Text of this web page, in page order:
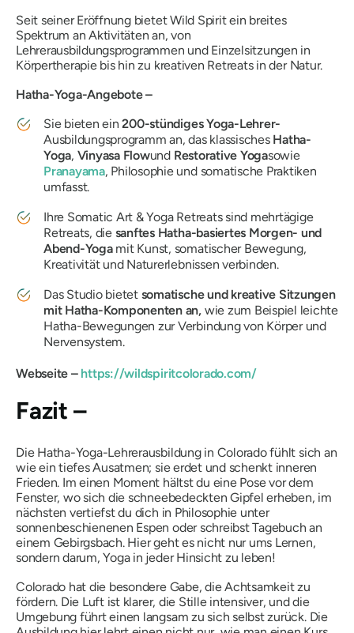
Seit seiner Eröffnung bietet Wild Spirit ein breites
Spektrum an Aktivitäten an, von
Lehrerausbildungsprogrammen und Einzelsitzungen in
Körpertherapie bis hin zu kreativen Retreats in der Natur.
Hatha-Yoga-Angebote –
Sie bieten ein200-stündiges Yoga-Lehrer-
Ausbildungsprogramm an, das klassisches Hatha-
Yoga, Vinyasa Flowund Restorative Yogasowie
Pranayama, Philosophie und somatische Praktiken
umfasst.
Ihre Somatic Art & Yoga Retreats sind mehrtägige
Retreats, die sanftes Hatha-basiertes Morgen- und
Abend-Yogamit Kunst, somatischer Bewegung,
Kreativität und Naturerlebnissen verbinden.
Das Studio bietet somatische und kreative Sitzungen
mit Hatha-Komponenten an, wie zum Beispiel leichte
Hatha-Bewegungen zur Verbindung von Körper und
Nervensystem.
Webseite – https://wildspiritcolorado.com/
Fazit –
Die Hatha-Yoga-Lehrerausbildung in Colorado fühlt sich an
wie ein tiefes Ausatmen; sie erdet und schenkt inneren
Frieden. Im einen Moment hältst du eine Pose vor dem
Fenster, wo sich die schneebedeckten Gipfel erheben, im
nächsten vertiefst du dich in Philosophie unter
sonnenbeschienenen Espen oder schreibst Tagebuch an
einem Gebirgsbach. Hier geht es nicht nur ums Lernen,
sondern darum, Yoga in jeder Hinsicht zu leben!
Colorado hat die besondere Gabe, die Achtsamkeit zu
fördern. Die Luft ist klarer, die Stille intensiver, und die
Umgebung führt einen langsam zu sich selbst zurück. Die